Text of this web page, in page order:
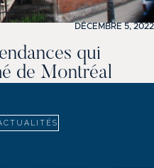
DÉCEMBRE 5, 2022
qui
de Montréal